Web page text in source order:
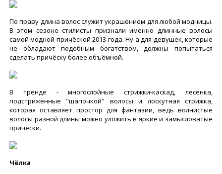
По праву длина волос служит украшением для любой модницы.
В этом сезоне стилисты признали именно длинные волосы
самой модной причёской 2013 года. Ну а для девушек, которые
не обладают подобным богатством, должны попытаться
сделать причёску более объёмной.
В тренде - многослойные стрижки-каскад, лесенка,
подстриженные "шапочкой" волосы и лоскутная стрижка,
которая оставляет простор для фантазии, ведь волнистые
волосы разной длины можно уложить в яркие и замысловатые
причёски.
Чёлка